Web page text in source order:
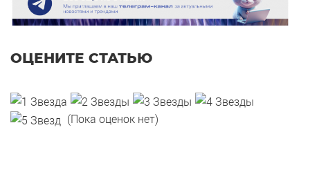
ОЦЕНИТЕ СТАТЬЮ
(Пока оценок нет)